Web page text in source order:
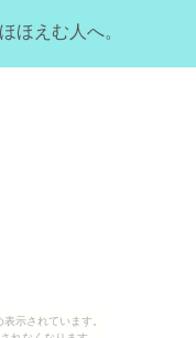
示されています。
ほえむ人へ。